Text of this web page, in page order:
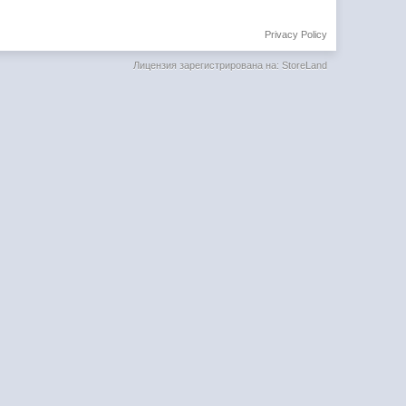
Privacy Policy
Лицензия зарегистрирована на: StoreLand